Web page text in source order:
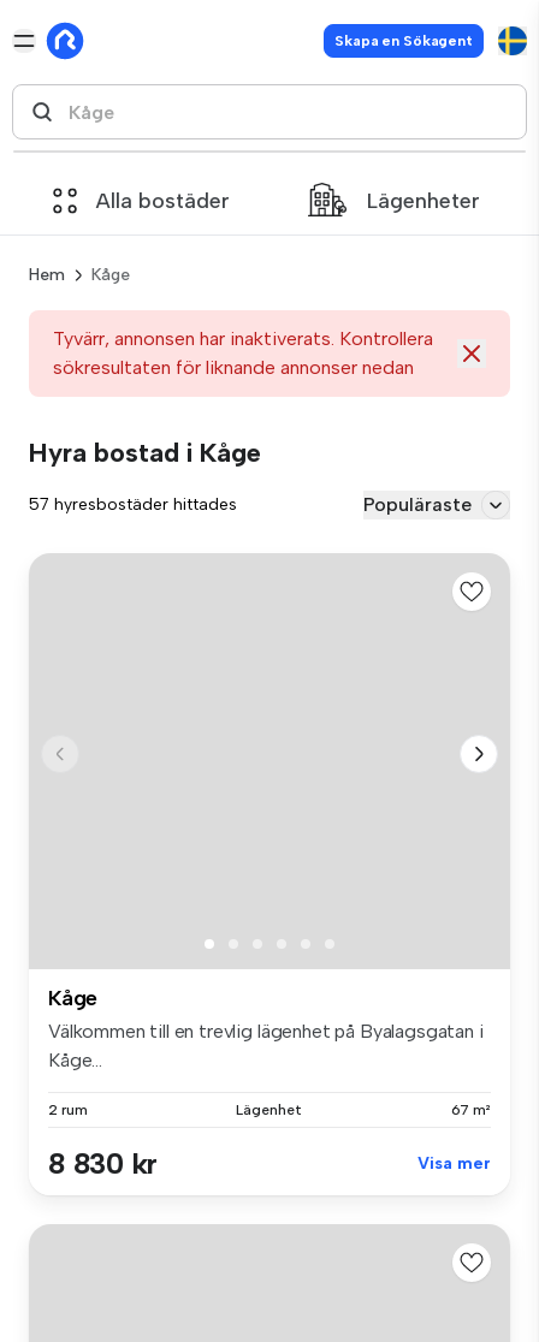
Skapa en Sökagent
Alla bostäder Lägenheter
Hem Kåge
Tyvärr, annonsen har inaktiverats. Kontrollera
sökresultaten för liknande annonser nedan
Hyra bostad i Kåge
57 hyresbostäder hittades Populäraste
Kåge
Välkommen till en trevlig lägenhet på Byalagsgatan i
Kåge...
2 rum Lägenhet 67 m²
8 830 kr Visa mer